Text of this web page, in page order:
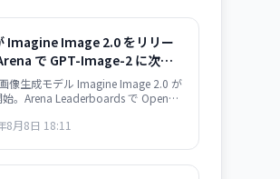
Imagine Image 2.0 をリリー
で GPT-Image-2 に次ぐ
実証。Magic Wand など高度
機能も搭載
像生成モデル Imagine Image 2.0 が
。Arena Leaderboards で OpenAI
や Multi-Ref Editing などの高
8月8日 18:11